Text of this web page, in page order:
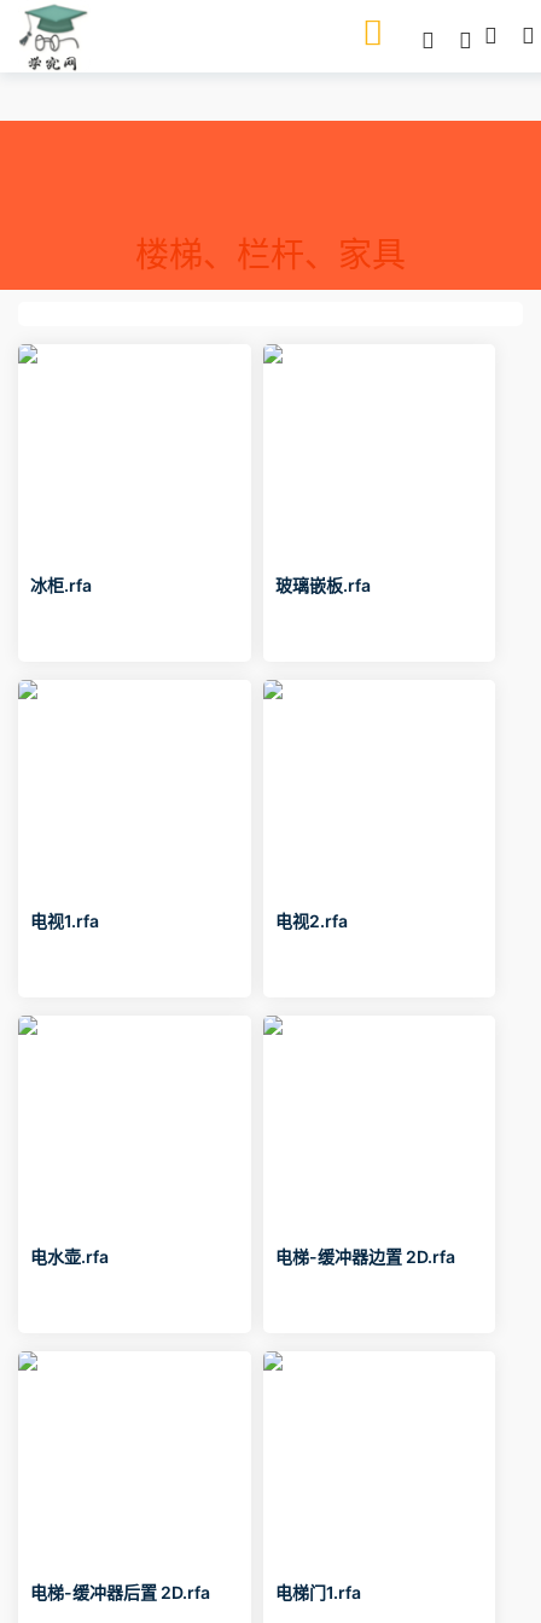
楼梯、栏杆、家具
冰柜.rfa 玻璃嵌板.rfa
电视1.rfa 电视2.rfa
电水壶.rfa 电梯-缓冲器边置 2D.rfa
电梯-缓冲器后置 2D.rfa 电梯门1.rfa